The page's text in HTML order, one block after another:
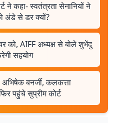
ने कहा- स्वतंत्रता सेनानियों ने
अंडे से डर क्यों?
को, AIFF अध्यक्ष से बोले शुभेंदु
सहयोग
बनर्जी, कलकत्ता
पहुंचे सुप्रीम कोर्ट